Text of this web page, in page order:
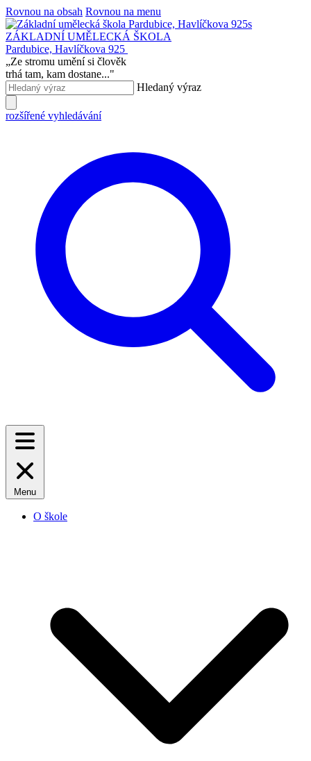
Rovnou na obsah Rovnou na menu
ZÁKLADNÍ UMĚLECKÁ ŠKOLA
Pardubice, Havlíčkova 925
„Ze stromu umění si člověk
trhá tam, kam dostane..."
Hledaný výraz
rozšířené vyhledávání
Menu
O škole